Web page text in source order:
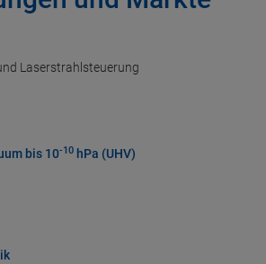
Laserstrahlsteuerung
bis 10-10 hPa (UHV)